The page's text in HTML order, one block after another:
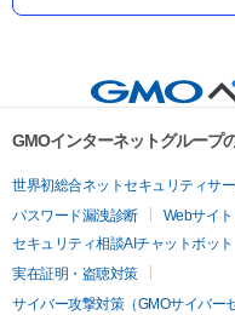
GMOインターネットグループ
世界初総合ネットセキュリティサ
パスワード漏洩診断
Webサイ
セキュリティ相談AIチャットボット
実在証明・盗聴対策
サイバー攻撃対策（GMOサイバー